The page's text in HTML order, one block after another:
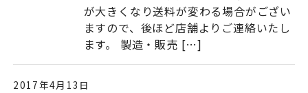
が大きくなり送料が変わる場合がござい
ますので、後ほど店舗よりご連絡いたし
ます。 製造・販売 […]
2017年4月13日